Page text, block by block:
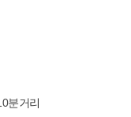
분거리